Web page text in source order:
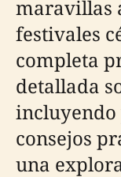
maravillas
festivales
completa
detallada
incluyendo
consejos
una